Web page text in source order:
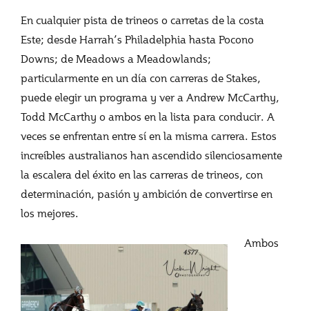
En cualquier pista de trineos o carretas de la costa
Este; desde Harrah’s Philadelphia hasta Pocono
Downs; de Meadows a Meadowlands;
particularmente en un día con carreras de Stakes,
puede elegir un programa y ver a Andrew McCarthy,
Todd McCarthy o ambos en la lista para conducir. A
veces se enfrentan entre sí en la misma carrera. Estos
increíbles australianos han ascendido silenciosamente
la escalera del éxito en las carreras de trineos, con
determinación, pasión y ambición de convertirse en
los mejores.
Ambos